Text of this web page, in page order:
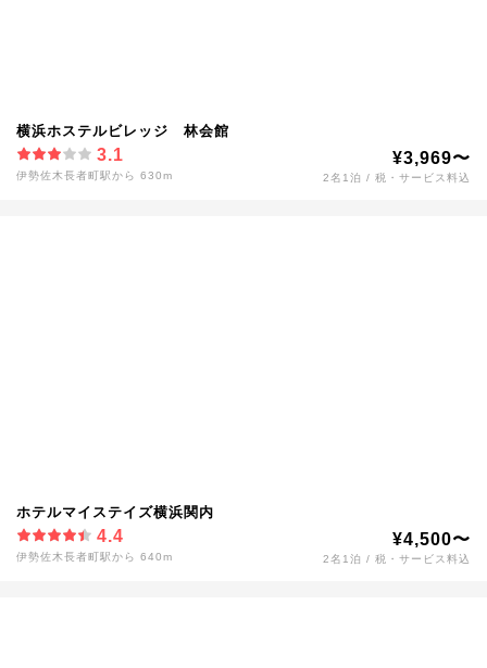
横浜ホステルビレッジ 林会館
3.1
伊勢佐木長者町駅から 630m
¥3,969〜
2名1泊 / 税・サービス料込
ホテルマイステイズ横浜関内
4.4
伊勢佐木長者町駅から 640m
¥4,500〜
2名1泊 / 税・サービス料込